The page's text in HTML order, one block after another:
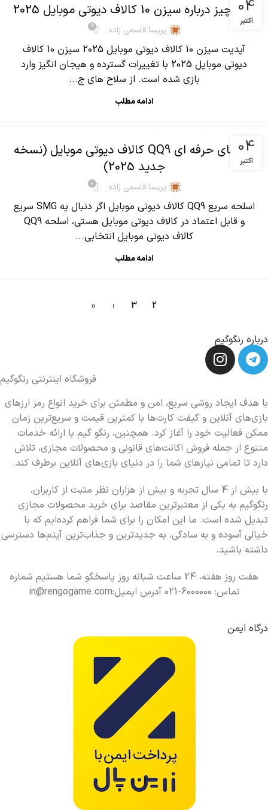
04
اکتبر
همه چیز درباره سیزن 10 کالاف دیوتی موبایل 2025
پریسا قاسمی زاده 4
آپدیت سیزن 10 کالاف دیوتی موبایل 2025 سیزن 10 کالاف
دیوتی موبایل 2025 با تغییرات گسترده و هیجان انگیز وارد
بازی شده است. از سلاح های ج...
ادامه مطلب
04
اکتبر
راهنمای حرفه ای QQ9 کالاف دیوتی موبایل (نسخه
جدید 2025)
پریسا قاسمی زاده 0
اسلحه سریع QQ9 کالاف دیوتی موبایل اگر دنبال یه SMG سریع
و قابل اعتماد در کالاف دیوتی موبایل هستی، اسلحه QQ9
کالاف دیوتی موبایل انتخابی...
ادامه مطلب
2
3
›
»
درباره رنگوگیم
فروشگاه اینترنتی رنگوگیم
با هدف ایجاد روشی سریع، امن و مطمئن برای خرید انواع رمز ارزهای
بازی‌های آنلاین و گیفت کارت‌ها با کمترین قیمت و سریع‌ترین زمان
ممکن فعالیت خود را آغاز کرد. همچنین، رنگو گیم با ارائه خدمات
متنوع از جمله فروش اکانت‌های قانونی و محصولات مجازی، تلاش
دارد تا تمامی نیازهای شما را در دنیای بازی‌های آنلاین برطرف کند.
با بیش از 4 سال تجربه و بیش از هزاران نظر مثبت از کاربران،
رنگوگیم به یکی از معتبرترین مقاصد برای خرید محصولات مجازی
تبدیل شده است. ما این امکان را برای شما فراهم کرده‌ایم که با
خیالی آسوده و به سادگی، به جدیدترین و جذاب‌ترین آیتم‌ها دسترسی
داشته باشید.
هفت روز هفته، 24 ساعت شبانه روز پاسخگو شما هستیم شماره
تماس: 6000000-021 آدرس ایمیل:in@rengogame.com
درگاه ایمن